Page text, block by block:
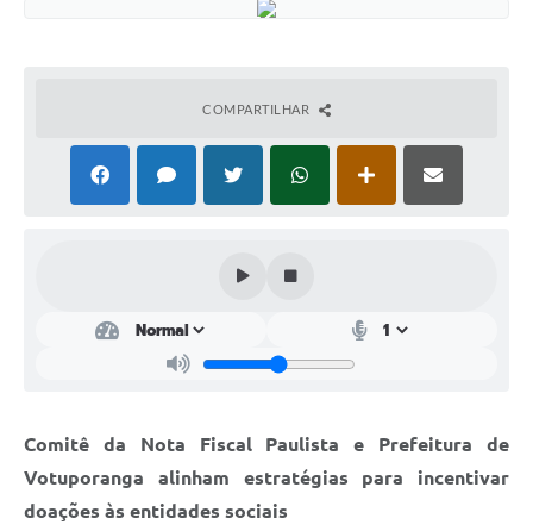
Legislação
Telefones Úteis
COMPARTILHAR
Comitê da Nota Fiscal Paulista e Prefeitura de
Votuporanga alinham estratégias para incentivar
doações às entidades sociais